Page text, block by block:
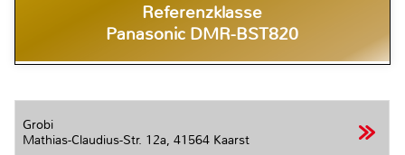
Referenzklasse
Panasonic DMR-BST820
Grobi
Mathias-Claudius-Str. 12a, 41564 Kaarst